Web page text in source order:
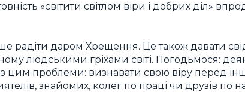
«світити світлом віри і добрих діл»
радіти даром Хрещення. Це також давати
людськими гріхами світі. Погодьмося:
цим проблеми: визнавати свою віру перед
знайомих, колег по праці чи друзів по